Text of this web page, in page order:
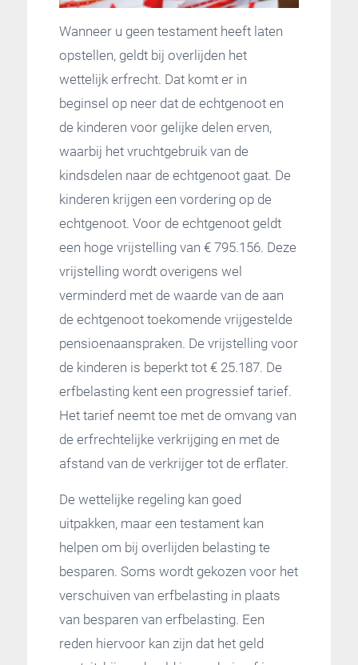
Wanneer u geen testament heeft laten
opstellen, geldt bij overlijden het
wettelijk erfrecht. Dat komt er in
beginsel op neer dat de echtgenoot en
de kinderen voor gelijke delen erven,
waarbij het vruchtgebruik van de
kindsdelen naar de echtgenoot gaat. De
kinderen krijgen een vordering op de
echtgenoot. Voor de echtgenoot geldt
een hoge vrijstelling van € 795.156. Deze
vrijstelling wordt overigens wel
verminderd met de waarde van de aan
de echtgenoot toekomende vrijgestelde
pensioenaanspraken. De vrijstelling voor
de kinderen is beperkt tot € 25.187. De
erfbelasting kent een progressief tarief.
Het tarief neemt toe met de omvang van
de erfrechtelijke verkrijging en met de
afstand van de verkrijger tot de erflater.
De wettelijke regeling kan goed
uitpakken, maar een testament kan
helpen om bij overlijden belasting te
besparen. Soms wordt gekozen voor het
verschuiven van erfbelasting in plaats
van besparen van erfbelasting. Een
reden hiervoor kan zijn dat het geld